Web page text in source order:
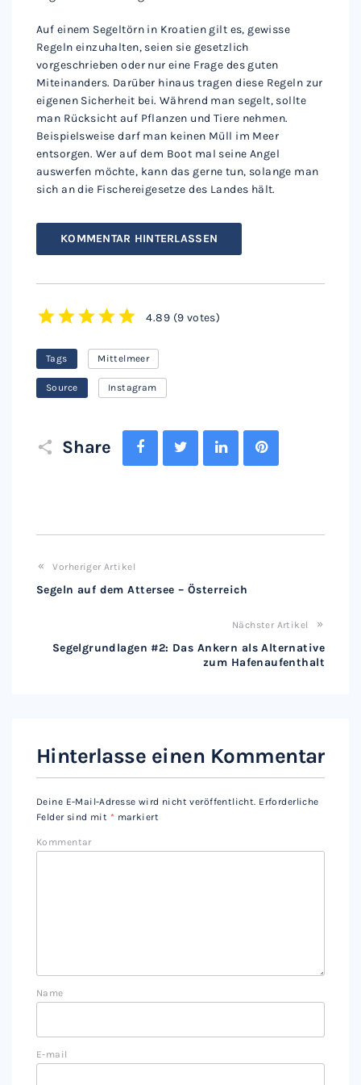
Auf einem Segeltörn in Kroatien gilt es, gewisse
Regeln einzuhalten, seien sie gesetzlich
vorgeschrieben oder nur eine Frage des guten
Miteinanders. Darüber hinaus tragen diese Regeln zur
eigenen Sicherheit bei. Während man segelt, sollte
man Rücksicht auf Pflanzen und Tiere nehmen.
Beispielsweise darf man keinen Müll im Meer
entsorgen. Wer auf dem Boot mal seine Angel
auswerfen möchte, kann das gerne tun, solange man
sich an die Fischereigesetze des Landes hält.
KOMMENTAR HINTERLASSEN
4.89 (9 votes)
Tags Mittelmeer
Source Instagram
Share
FacebookTwitter LinkedIn
Vorheriger Artikel
Segeln auf dem Attersee – Österreich
Nächster Artikel
Segelgrundlagen #2: Das Ankern als Alternative
zum Hafenaufenthalt
Hinterlasse einen Kommentar
Deine E-Mail-Adresse wird nicht veröffentlicht. Erforderliche
Felder sind mit * markiert
Kommentar
Name
E-mail